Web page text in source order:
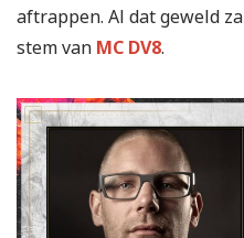
aftrappen. Al dat geweld
stem van MC DV8.